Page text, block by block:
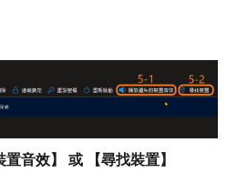
音效】 或 【尋找裝置】